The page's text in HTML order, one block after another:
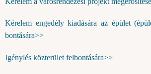
Kérelem engedély kiadására az épület
bontására>>
Igénylés közterület felbontására>>